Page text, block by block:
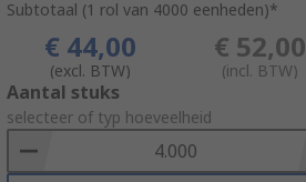
Subtotaal (1 rol van 4000 eenheden)*
€ 44,00
(excl. BTW)
€ 52,00
(incl. BTW)
Add
to
Basket
Aantal stuks
selecteer of typ hoeveelheid